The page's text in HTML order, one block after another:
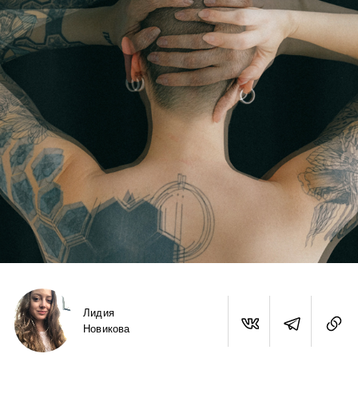
Лидия
Новикова